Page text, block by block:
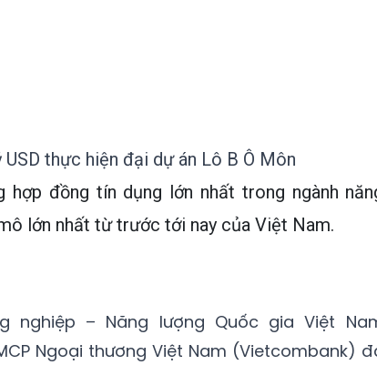
thực hiện đại dự án Lô B Ô Môn
đồng tín dụng lớn nhất trong ngành
lớn nhất từ trước tới nay của Việt Nam.
nghiệp – Năng lượng Quốc gia Việt
Ngoại thương Việt Nam (Vietcombank)